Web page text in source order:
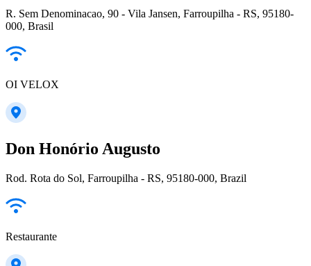
R. Sem Denominacao, 90 - Vila Jansen, Farroupilha - RS, 95180-
000, Brasil
OI VELOX
Don Honório Augusto
Rod. Rota do Sol, Farroupilha - RS, 95180-000, Brazil
Restaurante